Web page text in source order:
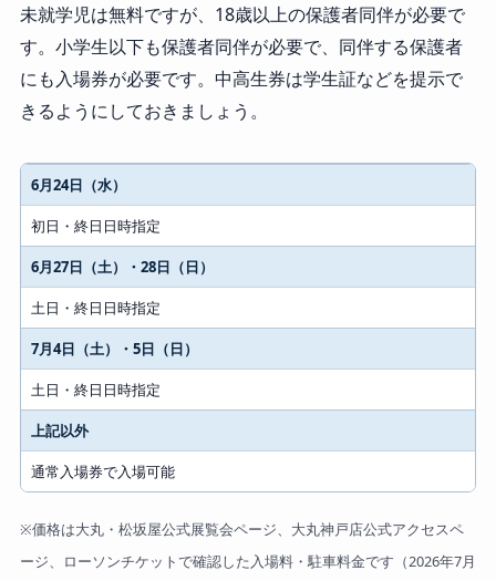
未就学児は無料ですが、18歳以上の保護者同伴が必要で
す。小学生以下も保護者同伴が必要で、同伴する保護者
にも入場券が必要です。中高生券は学生証などを提示で
きるようにしておきましょう。
日時指定制の日
対象
6月24日（水）
初日・終日日時指定
6月27日（土）・28日（日）
土日・終日日時指定
7月4日（土）・5日（日）
土日・終日日時指定
上記以外
通常入場券で入場可能
※価格は大丸・松坂屋公式展覧会ページ、大丸神戸店公式アクセスペ
ージ、ローソンチケットで確認した入場料・駐車料金です（2026年7月